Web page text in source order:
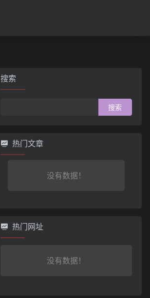
搜索
热门文章
没有数据！
热门网址
没有数据！